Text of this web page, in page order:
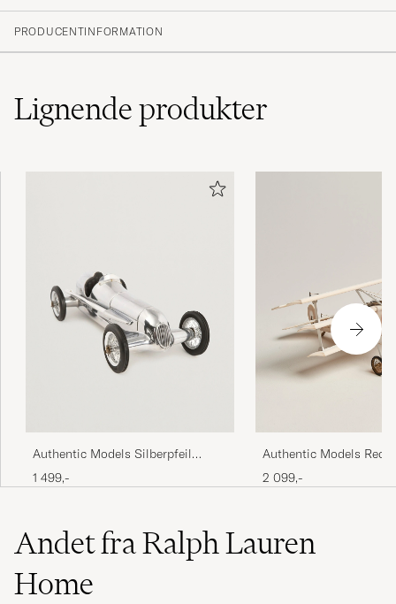
PRODUCENTINFORMATION
Lignendeprodukter
Authentic Models Silberpfeil
Racing Car Silver
1 499,-
Authentic Models Red
Triplane Transparent
2 099,-
Andet fra Ralph Lauren
Home